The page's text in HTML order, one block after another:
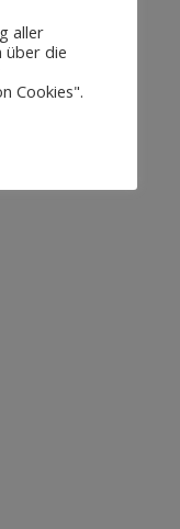
aller
über die
Cookies".